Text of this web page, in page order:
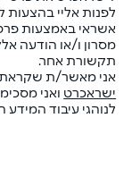
לפנות אליי
אשראי באמצעות
מסרון ו/או הודעה
תקשורת אחר.
אני מאשר/ת
ישראכרט ואני
לנוהגי עיבוד